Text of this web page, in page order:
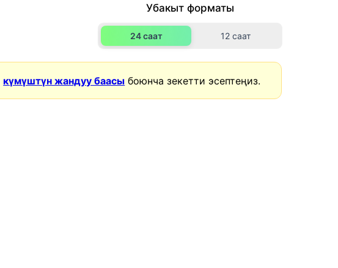
Убакыт форматы
24 саат 12 саат
күмүштүн жандуу баасы боюнча зекетти эсептеңиз.